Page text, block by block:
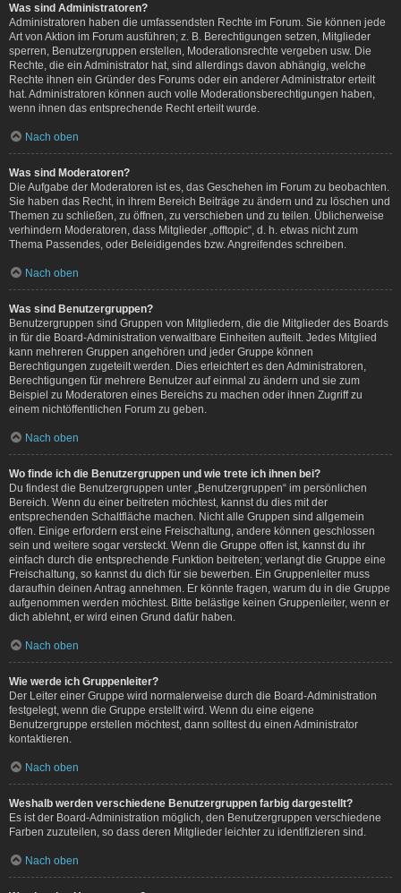
Was sind Administratoren?
Administratoren haben die umfassendsten Rechte im Forum. Sie können jede
Art von Aktion im Forum ausführen; z. B. Berechtigungen setzen, Mitglieder
sperren, Benutzergruppen erstellen, Moderationsrechte vergeben usw. Die
Rechte, die ein Administrator hat, sind allerdings davon abhängig, welche
Rechte ihnen ein Gründer des Forums oder ein anderer Administrator erteilt
hat. Administratoren können auch volle Moderationsberechtigungen haben,
wenn ihnen das entsprechende Recht erteilt wurde.
Nach oben
Was sind Moderatoren?
Die Aufgabe der Moderatoren ist es, das Geschehen im Forum zu beobachten.
Sie haben das Recht, in ihrem Bereich Beiträge zu ändern und zu löschen und
Themen zu schließen, zu öffnen, zu verschieben und zu teilen. Üblicherweise
verhindern Moderatoren, dass Mitglieder „offtopic“, d. h. etwas nicht zum
Thema Passendes, oder Beleidigendes bzw. Angreifendes schreiben.
Nach oben
Was sind Benutzergruppen?
Benutzergruppen sind Gruppen von Mitgliedern, die die Mitglieder des Boards
in für die Board-Administration verwaltbare Einheiten aufteilt. Jedes Mitglied
kann mehreren Gruppen angehören und jeder Gruppe können
Berechtigungen zugeteilt werden. Dies erleichtert es den Administratoren,
Berechtigungen für mehrere Benutzer auf einmal zu ändern und sie zum
Beispiel zu Moderatoren eines Bereichs zu machen oder ihnen Zugriff zu
einem nichtöffentlichen Forum zu geben.
Nach oben
Wo finde ich die Benutzergruppen und wie trete ich ihnen bei?
Du findest die Benutzergruppen unter „Benutzergruppen“ im persönlichen
Bereich. Wenn du einer beitreten möchtest, kannst du dies mit der
entsprechenden Schaltfläche machen. Nicht alle Gruppen sind allgemein
offen. Einige erfordern erst eine Freischaltung, andere können geschlossen
sein und weitere sogar versteckt. Wenn die Gruppe offen ist, kannst du ihr
einfach durch die entsprechende Funktion beitreten; verlangt die Gruppe eine
Freischaltung, so kannst du dich für sie bewerben. Ein Gruppenleiter muss
daraufhin deinen Antrag annehmen. Er könnte fragen, warum du in die Gruppe
aufgenommen werden möchtest. Bitte belästige keinen Gruppenleiter, wenn er
dich ablehnt, er wird einen Grund dafür haben.
Nach oben
Wie werde ich Gruppenleiter?
Der Leiter einer Gruppe wird normalerweise durch die Board-Administration
festgelegt, wenn die Gruppe erstellt wird. Wenn du eine eigene
Benutzergruppe erstellen möchtest, dann solltest du einen Administrator
kontaktieren.
Nach oben
Weshalb werden verschiedene Benutzergruppen farbig dargestellt?
Es ist der Board-Administration möglich, den Benutzergruppen verschiedene
Farben zuzuteilen, so dass deren Mitglieder leichter zu identifizieren sind.
Nach oben